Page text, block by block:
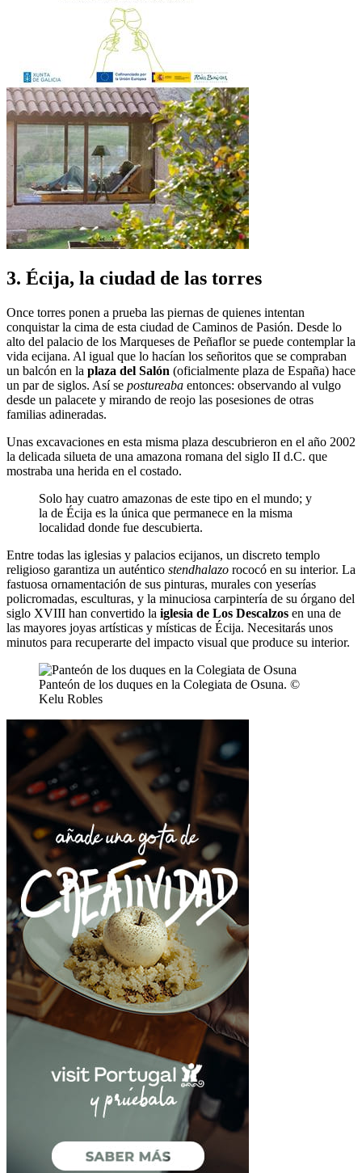
3. Écija, la ciudad de las torres
Once torres ponen a prueba las piernas de quienes intentan
conquistar la cima de esta ciudad de Caminos de Pasión. Desde lo
alto del palacio de los Marqueses de Peñaflor se puede contemplar la
vida ecijana. Al igual que lo hacían los señoritos que se compraban
un balcón en la plaza del Salón (oficialmente plaza de España) hace
un par de siglos. Así se postureaba entonces: observando al vulgo
desde un palacete y mirando de reojo las posesiones de otras
familias adineradas.
Unas excavaciones en esta misma plaza descubrieron en el año 2002
la delicada silueta de una amazona romana del siglo II d.C. que
mostraba una herida en el costado.
Solo hay cuatro amazonas de este tipo en el mundo; y
la de Écija es la única que permanece en la misma
localidad donde fue descubierta.
Entre todas las iglesias y palacios ecijanos, un discreto templo
religioso garantiza un auténtico stendhalazo rococó en su interior. La
fastuosa ornamentación de sus pinturas, murales con yeserías
policromadas, esculturas, y la minuciosa carpintería de su órgano del
siglo XVIII han convertido la iglesia de Los Descalzos en una de
las mayores joyas artísticas y místicas de Écija. Necesitarás unos
minutos para recuperarte del impacto visual que produce su interior.
Panteón de los duques en la Colegiata de Osuna. ©
Kelu Robles